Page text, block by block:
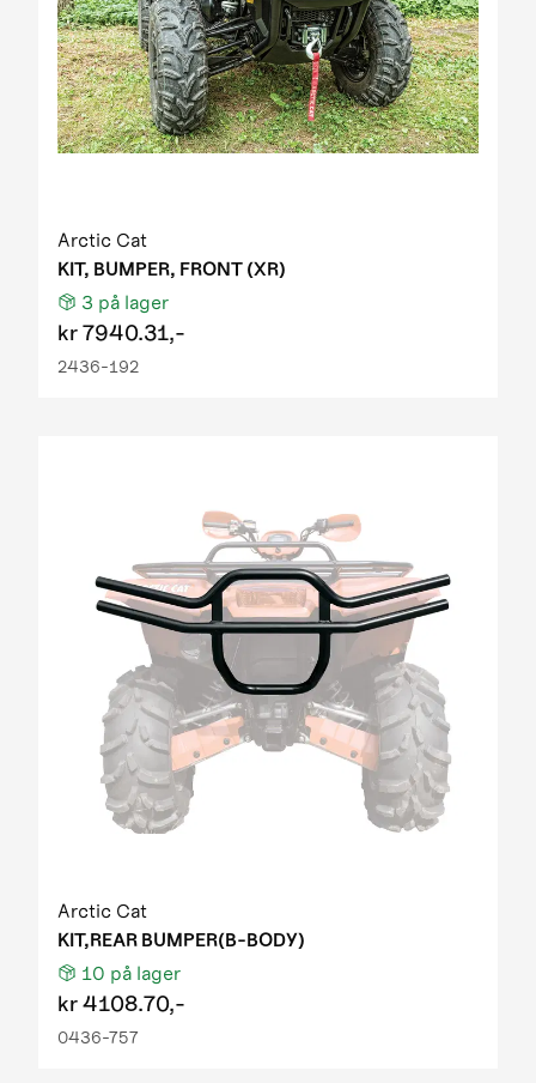
Arctic Cat
KIT, BUMPER, FRONT (XR)
3 på lager
kr7940.31,-
2436-192
Arctic Cat
KIT,REAR BUMPER(B-BODY)
10 på lager
kr4108.70,-
0436-757